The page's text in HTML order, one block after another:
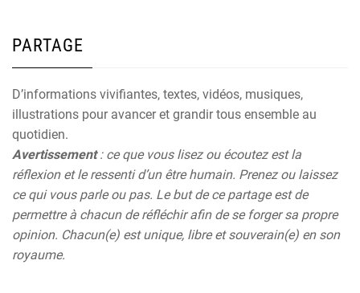
PARTAGE
D’informations vivifiantes, textes, vidéos, musiques,
illustrations pour avancer et grandir tous ensemble au
quotidien.
Avertissement: ce que vous lisez ou écoutez est la
réflexion et le ressenti d’un être humain. Prenez ou laissez
ce qui vous parle ou pas. Le but de ce partage est de
permettre à chacun de réfléchir afin de se forger sa propre
opinion. Chacun(e) est unique, libre et souverain(e) en son
royaume.